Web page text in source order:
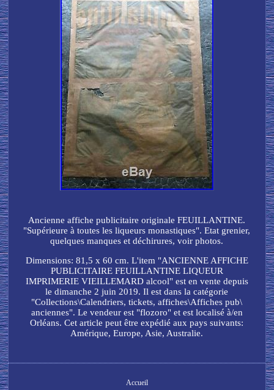
Ancienne affiche publicitaire originale FEUILLANTINE.
"Supérieure à toutes les liqueurs monastiques". Etat grenier,
quelques manques et déchirures, voir photos.
Dimensions: 81,5 x 60 cm. L'item "ANCIENNE AFFICHE
PUBLICITAIRE FEUILLANTINE LIQUEUR
IMPRIMERIE VIEILLEMARD alcool" est en vente depuis
le dimanche 2 juin 2019. Il est dans la catégorie
"Collections\Calendriers, tickets, affiches\Affiches pub\
anciennes". Le vendeur est "flozoro" et est localisé à/en
Orléans. Cet article peut être expédié aux pays suivants:
Amérique, Europe, Asie, Australie.
Accueil